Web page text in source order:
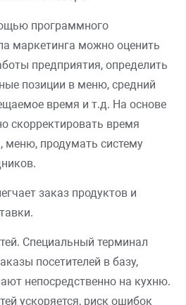
программного
маркетинга можно оценить
предприятия, определить
позиции в меню, средний
время и т.д. На основе
скорректировать время
меню, продумать систему
заказ продуктов и
Специальный терминал
посетителей в базу,
непосредственно на кухню.
ускоряется, риск ошибок